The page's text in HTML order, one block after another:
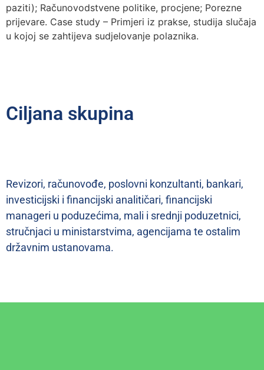
paziti); Računovodstvene politike, procjene; Porezne
prijevare. Case study – Primjeri iz prakse, studija slučaja
u kojoj se zahtijeva sudjelovanje polaznika.
Ciljana skupina
Revizori, računovođe, poslovni konzultanti, bankari,
investicijski i financijski analitičari, financijski
manageri u poduzećima, mali i srednji poduzetnici,
stručnjaci u ministarstvima, agencijama te ostalim
državnim ustanovama.